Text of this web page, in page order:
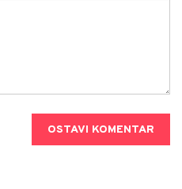
OSTAVI KOMENTAR